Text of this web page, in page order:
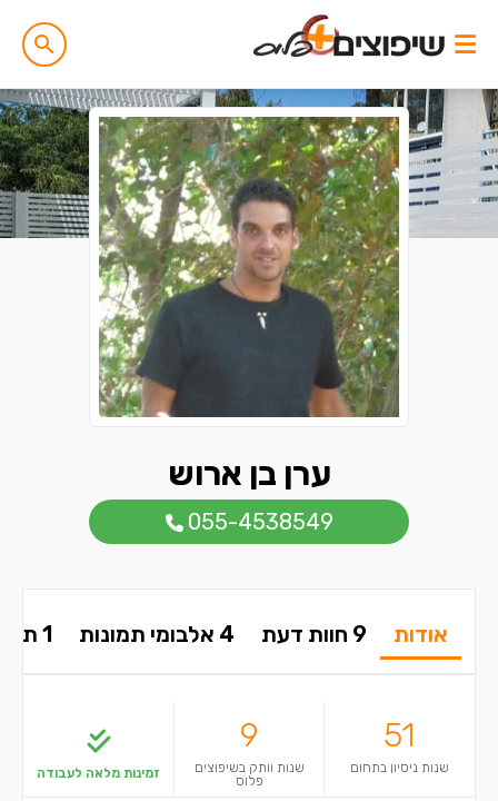
ערן בן ארוש
055-4538549
אודות 9 חוות דעת 4 אלבומי תמונות 1 תשובות בפורום
51
שנות ניסיון בתחום
9
שנות וותק בשיפוצים
פלוס
זמינות מלאה לעבודה